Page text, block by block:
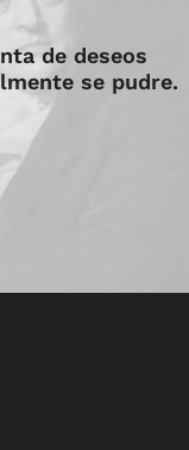
de deseos
se pudre.